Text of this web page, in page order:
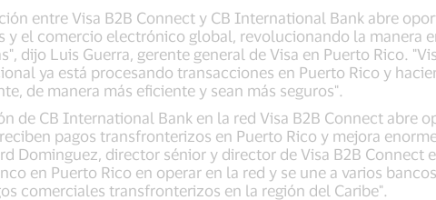
entre Visa B2B Connect y CB International Bank abre
y el comercio electrónico global, revolucionando la manera
dijo Luis Guerra, gerente general de Visa en Puerto Rico.
ya está procesando transacciones en Puerto Rico y
de manera más eficiente y sean más seguros".
de CB International Bank en la red Visa B2B Connect abre
pagos transfronterizos en Puerto Rico y mejora
Dominguez, director sénior y director de Visa B2B Connect
en Puerto Rico en operar en la red y se une a varios
comerciales transfronterizos en la región del Caribe".